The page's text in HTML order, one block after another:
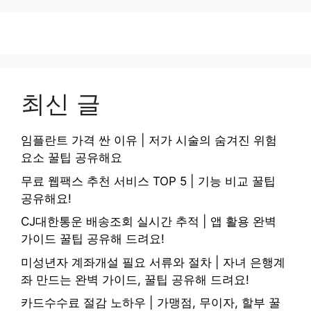
최신 글
임플란트 가격 싼 이유 | 저가 시술의 숨겨진 위험
요소 꿀팁 공유해요
무료 웹팩스 추천 서비스 TOP 5 | 기능 비교 꿀팁
공유해요!
CJ대한통운 배송조회 실시간 추적 | 앱 활용 완벽
가이드 꿀팁 공유해 드려요!
미성년자 계좌개설 필요 서류와 절차 | 자녀 은행계
좌 만드는 완벽 가이드, 꿀팁 공유해 드려요!
카드수수료 절감 노하우 | 가맹점, 무이자, 할부 꿀